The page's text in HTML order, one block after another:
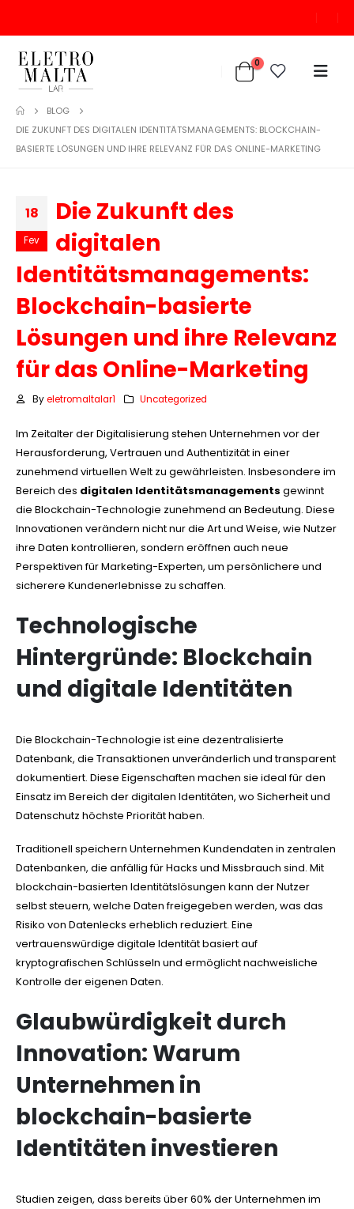
0
BLOG
DIE ZUKUNFT DES DIGITALEN IDENTITÄTSMANAGEMENTS: BLOCKCHAIN-
BASIERTE LÖSUNGEN UND IHRE RELEVANZ FÜR DAS ONLINE-MARKETING
18
Fev
Die Zukunft des
digitalen
Identitätsmanagements:
Blockchain-basierte
Lösungen und ihre Relevanz
für das Online-Marketing
By eletromaltalar1 Uncategorized
Im Zeitalter der Digitalisierung stehen Unternehmen vor der
Herausforderung, Vertrauen und Authentizität in einer
zunehmend virtuellen Welt zu gewährleisten. Insbesondere im
Bereich des digitalen Identitätsmanagements gewinnt
die Blockchain-Technologie zunehmend an Bedeutung. Diese
Innovationen verändern nicht nur die Art und Weise, wie Nutzer
ihre Daten kontrollieren, sondern eröffnen auch neue
Perspektiven für Marketing-Experten, um persönlichere und
sicherere Kundenerlebnisse zu schaffen.
Technologische
Hintergründe: Blockchain
und digitale Identitäten
Die Blockchain-Technologie ist eine dezentralisierte
Datenbank, die Transaktionen unveränderlich und transparent
dokumentiert. Diese Eigenschaften machen sie ideal für den
Einsatz im Bereich der digitalen Identitäten, wo Sicherheit und
Datenschutz höchste Priorität haben.
Traditionell speichern Unternehmen Kundendaten in zentralen
Datenbanken, die anfällig für Hacks und Missbrauch sind. Mit
blockchain-basierten Identitätslösungen kann der Nutzer
selbst steuern, welche Daten freigegeben werden, was das
Risiko von Datenlecks erheblich reduziert. Eine
vertrauenswürdige digitale Identität basiert auf
kryptografischen Schlüsseln und ermöglicht nachweisliche
Kontrolle der eigenen Daten.
Glaubwürdigkeit durch
Innovation: Warum
Unternehmen in
blockchain-basierte
Identitäten investieren
Studien zeigen, dass bereits über 60% der Unternehmen im